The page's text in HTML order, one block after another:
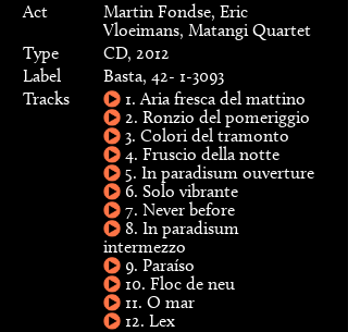
Act
Martin Fondse, Eric
Vloeimans, Matangi Quartet
Type
CD, 2012
Label
Basta, 42- 1-3093
Tracks
1. Aria fresca del mattino
2. Ronzio del pomeriggio
3. Colori del tramonto
4. Fruscio della notte
5. In paradisum ouverture
6. Solo vibrante
7. Never before
8. In paradisum
intermezzo
9. Paraíso
10. Floc de neu
11. O mar
12. Lex